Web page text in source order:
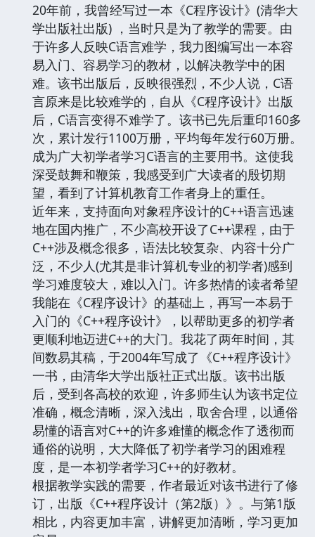
20年前，我曾经写过一本《C程序设计》(清华大
学出版社出版) ，当时只是为了教学的需要。由
于许多人反映C语言难学，我力图编写出一本容
易入门、容易学习的教材，以解决教学中的困
难。该书出版后，反映很强烈，不少人说，C语
言原来是比较难学的，自从《C程序设计》出版
后，C语言变得不难学了。该书已先后重印160多
次，累计发行1100万册，平均每年发行60万册。
成为广大初学者学习C语言的主要用书。这使我
深受鼓舞和鞭策，我感受到广大读者的殷切期
望，看到了计算机教育工作者身上的重任。
近年来，支持面向对象程序设计的C++语言迅速
地在国内推广，不少高校开设了C++课程，由于
C++涉及概念很多，语法比较复杂、内容十分广
泛，不少人(尤其是非计算机专业的初学者)感到
学习难度较大，难以入门。许多热情的读者希望
我能在《C程序设计》的基础上，再写一本易于
入门的《C++程序设计》，以帮助更多的初学者
更顺利地迈进C++的大门。我花了两年时间，其
间数易其稿，于2004年写成了《C++程序设计》
一书，由清华大学出版社正式出版。该书出版
后，受到各高校的欢迎，许多师生认为该书定位
准确，概念清晰，深入浅出，取舍合理，以通俗
易懂的语言对C++的许多难懂的概念作了透彻而
通俗的说明，大大降低了初学者学习的困难程
度，是一本初学者学习C++的好教材。
根据教学实践的需要，作者最近对该书进行了修
订，出版《C++程序设计（第2版）》。与第1版
相比，内容更加丰富，讲解更加清晰，学习更加